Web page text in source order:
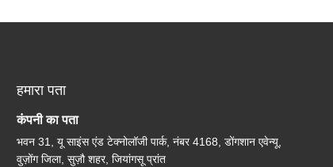
हमारा पता
कंपनी का पता
भवन 31, यू साइंस एंड टेक्नोलॉजी पार्क, नंबर 4168, डोंगशान एवेन्यू,
वुज़ोंग जिला, सुज़ौ शहर, जियांगसू प्रांत